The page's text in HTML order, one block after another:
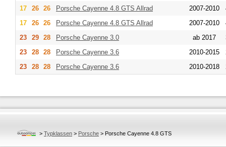
17
26 26 Porsche Cayenne 4.8 GTS Allrad 2007-2010
17
26 26 Porsche Cayenne 4.8 GTS Allrad 2007-2010
23
29 28 Porsche Cayenne 3.0 ab 2017
23
28 28 Porsche Cayenne 3.6 2010-2015
23
28 28 Porsche Cayenne 3.6 2010-2018
> Typklassen > Porsche > Porsche Cayenne 4.8 GTS